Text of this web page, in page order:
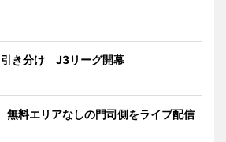
引き分け J3リーグ開幕
無料エリアなしの門司側をライブ配信